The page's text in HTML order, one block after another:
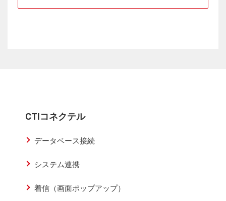
CTIコネクテル
データベース接続
システム連携
着信（画面ポップアップ）